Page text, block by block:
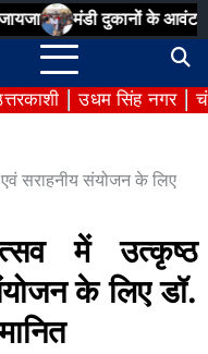
दुकानों के आवंटन में
उधम सिंह नगर
एवं सराहनीय संयोजन के लिए
में उत्कृष्ठ
के लिए डॉ.